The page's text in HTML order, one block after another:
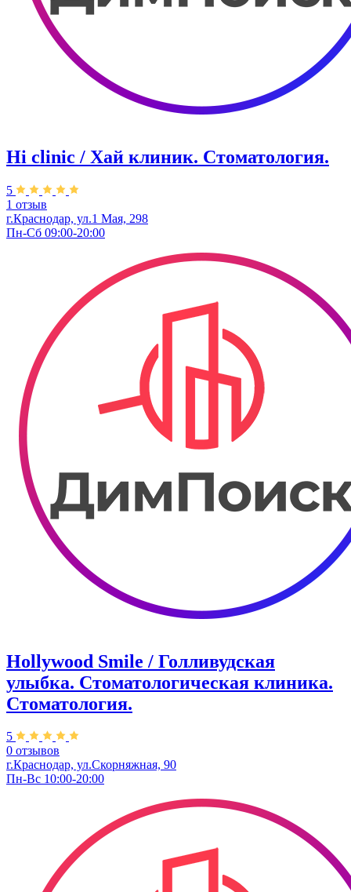
Hi clinic / Хай клиник. Стоматология.
5
1 отзыв
г.Краснодар, ул.1 Мая, 298
Пн-Сб 09:00-20:00
Hollywood Smile / Голливудская
улыбка. Стоматологическая клиника.
Стоматология.
5
0 отзывов
г.Краснодар, ул.Скорняжная, 90​
Пн-Вс 10:00-20:00